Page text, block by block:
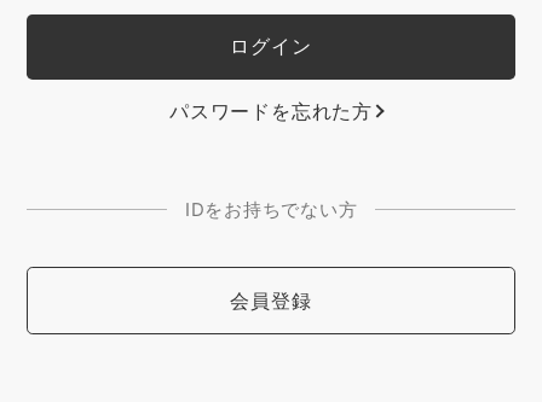
パスワードを忘れた方
IDをお持ちでない方
会員登録